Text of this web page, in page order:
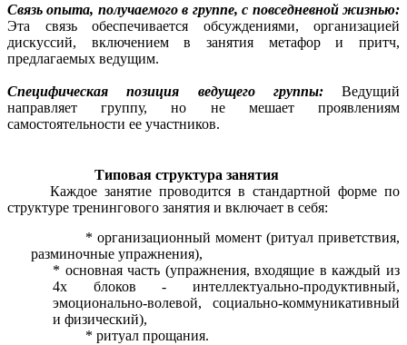
Связь опыта, получаемого в группе, с повседневной жизнью:
Эта связь обеспечивается обсуждениями, организацией
дискуссий, включением в занятия метафор и притч,
предлагаемых ведущим.
Специфическая позиция ведущего группы: Ведущий
направляет группу, но не мешает проявлениям
самостоятельности ее участников.
Типовая структура занятия
Каждое занятие проводится в стандартной форме по
структуре тренингового занятия и включает в себя:
организационный момент (ритуал приветствия,
разминочные упражнения),
основная часть (упражнения, входящие в каждый из
4х блоков - интеллектуально-продуктивный,
эмоционально-волевой, социально-коммуникативный
и физический),
ритуал прощания.